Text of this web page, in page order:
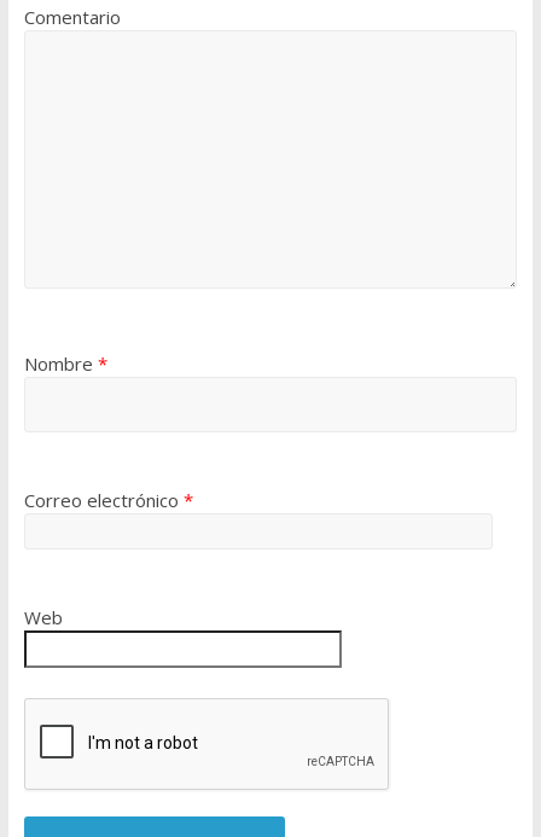
Comentario
Nombre *
Correo electrónico *
Web